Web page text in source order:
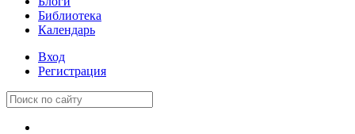
Библиотека
Календарь
Вход
Регистрация